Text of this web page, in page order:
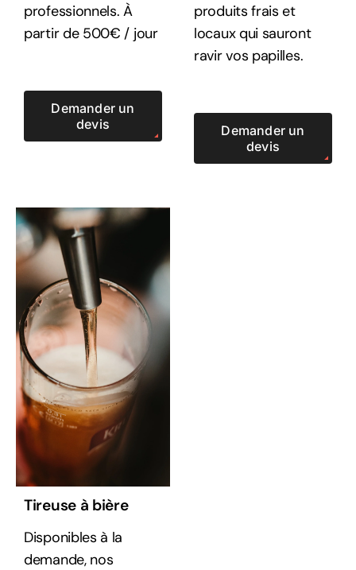
professionnels. À
partir de 500€ / jour
Demander un
devis
produits frais et
locaux qui sauront
ravir vos papilles.
Demander un
devis
Tireuse à bière
Disponibles à la
demande, nos